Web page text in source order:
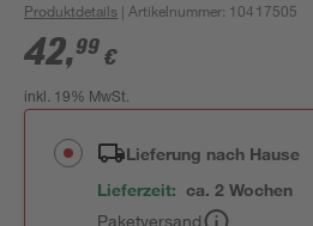
Produktdetails | Artikelnummer: 10417505
42,99 €
inkl. 19% MwSt.
Lieferung nach Hause
Lieferzeit: ca. 2 Wochen
Paketversand